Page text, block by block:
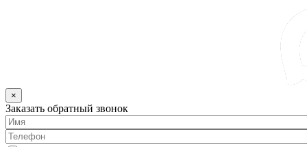
×
Заказать обратный звонок